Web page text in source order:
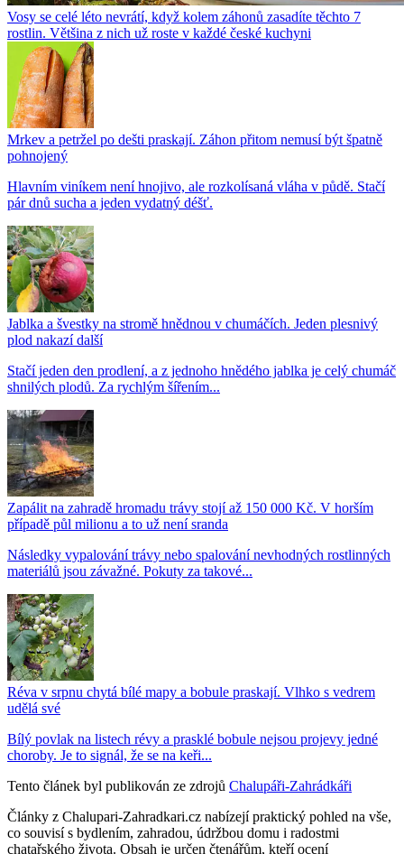
Vosy se celé léto nevrátí, když kolem záhonů zasadíte těchto 7
rostlin. Většina z nich už roste v každé české kuchyni
Mrkev a petržel po dešti praskají. Záhon přitom nemusí být špatně
pohnojený
Hlavním viníkem není hnojivo, ale rozkolísaná vláha v půdě. Stačí
pár dnů sucha a jeden vydatný déšť.
Jablka a švestky na stromě hnědnou v chumáčích. Jeden plesnivý
plod nakazí další
Stačí jeden den prodlení, a z jednoho hnědého jablka je celý chumáč
shnilých plodů. Za rychlým šířením...
Zapálit na zahradě hromadu trávy stojí až 150 000 Kč. V horším
případě půl milionu a to už není sranda
Následky vypalování trávy nebo spalování nevhodných rostlinných
materiálů jsou závažné. Pokuty za takové...
Réva v srpnu chytá bílé mapy a bobule praskají. Vlhko s vedrem
udělá své
Bílý povlak na listech révy a prasklé bobule nejsou projevy jedné
choroby. Je to signál, že se na keři...
Tento článek byl publikován ze zdrojů Chalupáři-Zahrádkáři
Články z Chalupari-Zahradkari.cz nabízejí praktický pohled na vše,
co souvisí s bydlením, zahradou, údržbou domu i radostmi
chatařského života. Obsah je určen čtenářům, kteří ocení